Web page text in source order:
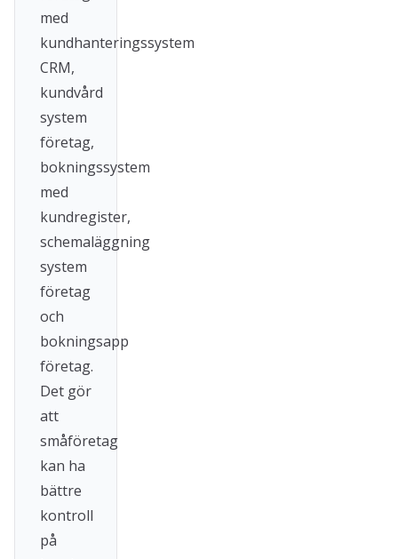
med
kundhanteringssystem
CRM,
kundvård
system
företag,
bokningssystem
med
kundregister,
schemaläggning
system
företag
och
bokningsapp
företag.
Det gör
att
småföretag
kan ha
bättre
kontroll
på